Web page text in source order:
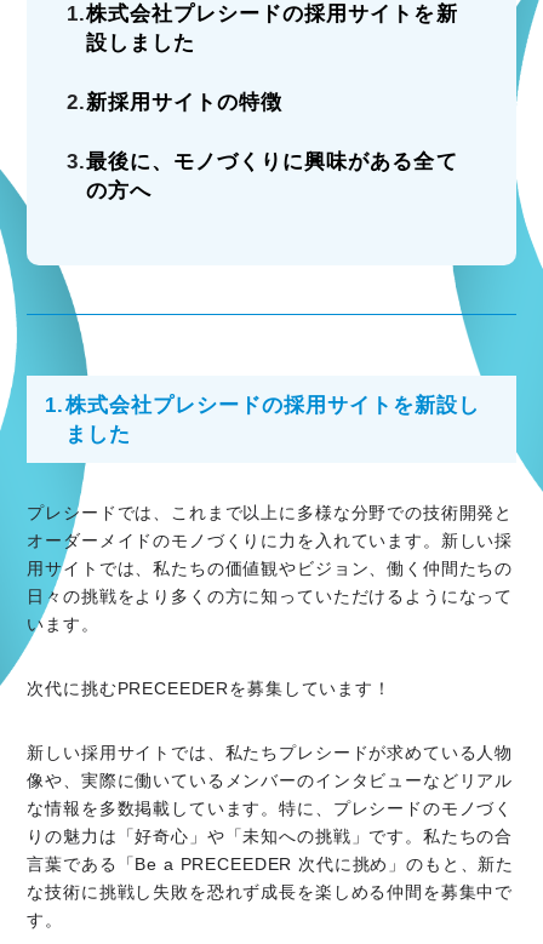
1.株式会社プレシードの採用サイトを新
設しました
2.新採用サイトの特徴
3.最後に、モノづくりに興味がある全て
の方へ
1.株式会社プレシードの採用サイトを新設し
ました
プレシードでは、これまで以上に多様な分野での技術開発と
オーダーメイドのモノづくりに力を入れています。新しい採
用サイトでは、私たちの価値観やビジョン、働く仲間たちの
日々の挑戦をより多くの方に知っていただけるようになって
います。
次代に挑むPRECEEDERを募集しています！
新しい採用サイトでは、私たちプレシードが求めている人物
像や、実際に働いているメンバーのインタビューなどリアル
な情報を多数掲載しています。特に、プレシードのモノづく
りの魅力は「好奇心」や「未知への挑戦」です。私たちの合
言葉である「Be a PRECEEDER 次代に挑め」のもと、新た
な技術に挑戦し失敗を恐れず成長を楽しめる仲間を募集中で
す。